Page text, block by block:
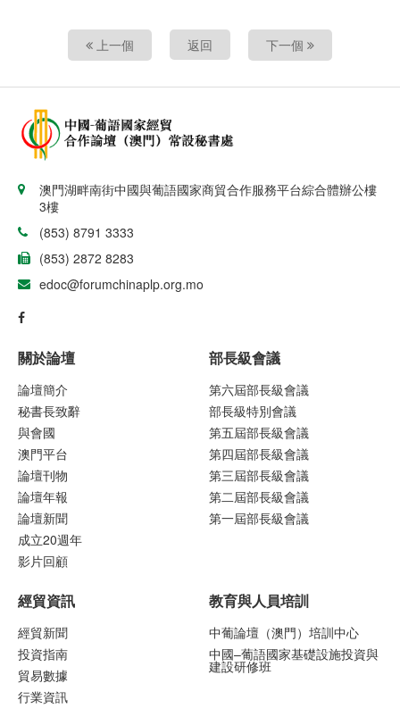
上一個 返回 下一個
澳門湖畔南街中國與葡語國家商貿合作服務平台綜合體辦公樓
3樓
(853) 8791 3333
(853) 2872 8283
edoc@forumchinaplp.org.mo
關於論壇
論壇簡介
秘書長致辭
與會國
澳門平台
論壇刊物
論壇年報
論壇新聞
成立20週年
影片回顧
部長級會議
第六屆部長級會議
部長級特別會議
第五屆部長級會議
第四屆部長級會議
第三屆部長級會議
第二屆部長級會議
第一屆部長級會議
經貿資訊
經貿新聞
投資指南
貿易數據
行業資訊
教育與人員培訓
中葡論壇（澳門）培訓中心
中國–葡語國家基礎設施投資與
建設研修班